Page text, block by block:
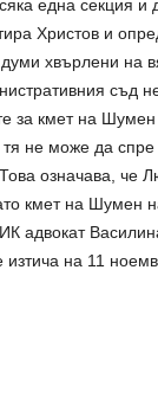
една секция и
Христов и
хвърлени на
съд
за кмет на Шумен
не може да
означава, че
кмет на Шумен
адвокат
на 11